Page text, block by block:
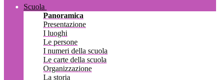
Scuola
Panoramica
Presentazione
I luoghi
Le persone
I numeri della scuola
Le carte della scuola
Organizzazione
La storia